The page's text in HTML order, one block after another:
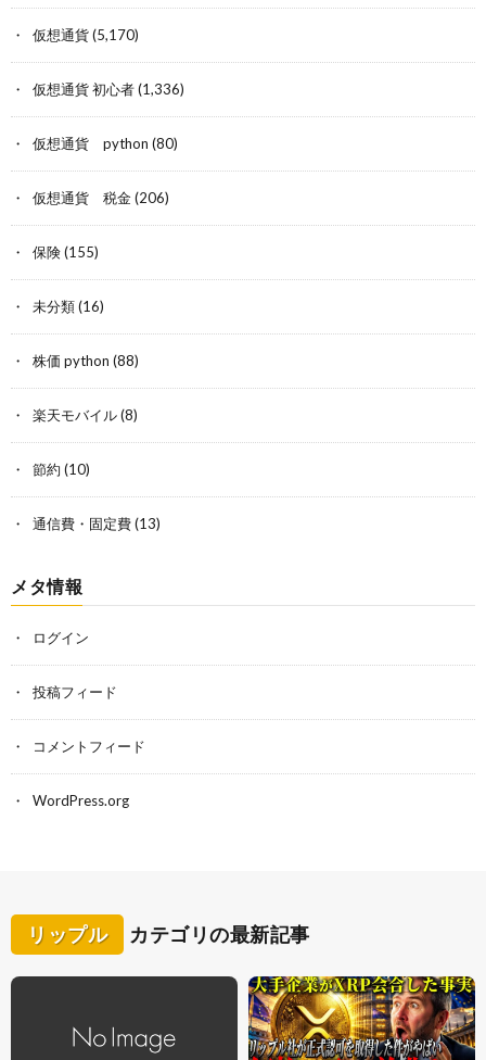
仮想通貨(5,170)
仮想通貨 初心者(1,336)
仮想通貨 python (80)
仮想通貨 税金(206)
保険(155)
未分類(16)
株価 python (88)
楽天モバイル(8)
節約 (10)
通信費・固定費(13)
メタ情報
ログイン
投稿フィード
コメントフィード
WordPress.org
リップル カテゴリの最新記事